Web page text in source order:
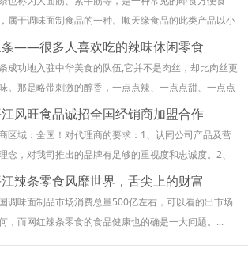
属于调味面制食品的一种。顺天缘食品的此类产品以小
或其他谷物粉类为主要原料，添加食盐、食品添加剂、
——很多人喜欢吃的辣味休闲零食
成功地入驻中华美食的队伍,它并不是肉丝，却比肉丝更
。那是略带刺激的醇香，一点点辣、一点点甜、一点点
一点点香，散发出诱人的气味，咬一口，劲道十足，辣
风旺食品诚招全国经销商加盟合作
区域：全国！对代理商的要求：1、认同公司产品及营
念，对我司推出的品牌有足够的重视度和忠诚度。2、
烈的合作意愿，具有同我公司共同进步，能够把公司产
辣条零食风靡世界，舌尖上的财富
调味面制品市场消费总量500亿左右，可以看的出市场
，而网红辣条零食的食品健康也的确是一大问题。...